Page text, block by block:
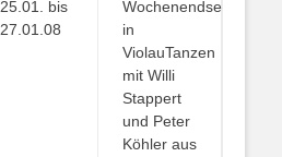
25.01. bis
27.01.08
Wochenendseminar
in
ViolauTanzen
mit Willi
Stappert
und Peter
Köhler aus